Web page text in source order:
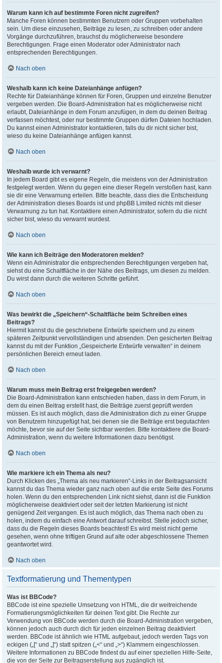
Warum kann ich auf bestimmte Foren nicht zugreifen?
Manche Foren können bestimmten Benutzern oder Gruppen vorbehalten
sein. Um diese einzusehen, Beiträge zu lesen, zu schreiben oder andere
Vorgänge durchzuführen, brauchst du möglicherweise besondere
Berechtigungen. Frage einen Moderator oder Administrator nach
entsprechenden Berechtigungen.
Nach oben
Weshalb kann ich keine Dateianhänge anfügen?
Rechte für Dateianhänge können für Foren, Gruppen und einzelne Benutzer
vergeben werden. Die Board-Administration hat es möglicherweise nicht
erlaubt, Dateianhänge in dem Forum anzufügen, in dem du deinen Beitrag
verfassen möchtest, oder nur bestimmte Gruppen dürfen Dateien hochladen.
Du kannst einen Administrator kontaktieren, falls du dir nicht sicher bist,
wieso du keine Dateianhänge anfügen kannst.
Nach oben
Weshalb wurde ich verwarnt?
In jedem Board gibt es eigene Regeln, die meistens von der Administration
festgelegt werden. Wenn du gegen eine dieser Regeln verstoßen hast, kann
sie dir eine Verwarnung erteilen. Bitte beachte, dass dies die Entscheidung
der Administration dieses Boards ist und phpBB Limited nichts mit dieser
Verwarnung zu tun hat. Kontaktiere einen Administrator, sofern du die nicht
sicher bist, wieso du verwarnt wurdest.
Nach oben
Wie kann ich Beiträge den Moderatoren melden?
Wenn ein Administrator die entsprechenden Berechtigungen vergeben hat,
siehst du eine Schaltfläche in der Nähe des Beitrags, um diesen zu melden.
Du wirst dann durch die weiteren Schritte geführt.
Nach oben
Was bewirkt die „Speichern“-Schaltfläche beim Schreiben eines
Beitrags?
Hiermit kannst du die geschriebene Entwürfe speichern und zu einem
späteren Zeitpunkt vervollständigen und absenden. Den gesicherten Beitrag
kannst du mit der Funktion „Gespeicherte Entwürfe verwalten“ in deinem
persönlichen Bereich erneut laden.
Nach oben
Warum muss mein Beitrag erst freigegeben werden?
Die Board-Administration kann entschieden haben, dass in dem Forum, in
dem du einen Beitrag erstellt hast, die Beiträge zuerst geprüft werden
müssen. Es ist auch möglich, dass die Administration dich zu einer Gruppe
von Benutzern hinzugefügt hat, bei denen sie die Beiträge erst begutachten
möchte, bevor sie auf der Seite sichtbar werden. Bitte kontaktiere die Board-
Administration, wenn du weitere Informationen dazu benötigst.
Nach oben
Wie markiere ich ein Thema als neu?
Durch Klicken des „Thema als neu markieren“-Links in der Beitragsansicht
kannst du das Thema wieder ganz nach oben auf die erste Seite des Forums
holen. Wenn du den entsprechenden Link nicht siehst, dann ist die Funktion
möglicherweise deaktiviert oder seit der letzten Markierung ist nicht
genügend Zeit vergangen. Es ist auch möglich, das Thema nach oben zu
holen, indem du einfach eine Antwort darauf schreibst. Stelle jedoch sicher,
dass du die Regeln dieses Boards beachtest! Es wird meist nicht gerne
gesehen, wenn ohne triftigen Grund auf alte oder abgeschlossene Themen
geantwortet wird.
Nach oben
Textformatierung und Thementypen
Was ist BBCode?
BBCode ist eine spezielle Umsetzung von HTML, die dir weitreichende
Formatierungsmöglichkeiten für deinen Text gibt. Die Rechte zur
Verwendung von BBCode werden durch die Board-Administration vergeben,
können jedoch auch durch dich für jeden einzelnen Beitrag deaktiviert
werden. BBCode ist ähnlich wie HTML aufgebaut, jedoch werden Tags von
eckigen („[“ und „]“) statt spitzen („<“ und „>“) Klammern eingeschlossen.
Weitere Informationen zu BBCode findest du auf einer speziellen Hilfe-Seite,
die von der Seite zur Beitragserstellung aus zugänglich ist.